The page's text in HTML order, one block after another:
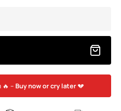
🔥 – Buy now or cry later💔